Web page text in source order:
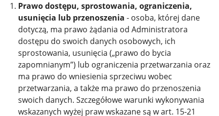
Prawo dostępu, sprostowania, ograniczenia,
usunięcia lub przenoszenia - osoba, której dane
dotyczą, ma prawo żądania od Administratora
dostępu do swoich danych osobowych, ich
sprostowania, usunięcia („prawo do bycia
zapomnianym”) lub ograniczenia przetwarzania oraz
ma prawo do wniesienia sprzeciwu wobec
przetwarzania, a także ma prawo do przenoszenia
swoich danych. Szczegółowe warunki wykonywania
wskazanych wyżej praw wskazane są w art. 15-21